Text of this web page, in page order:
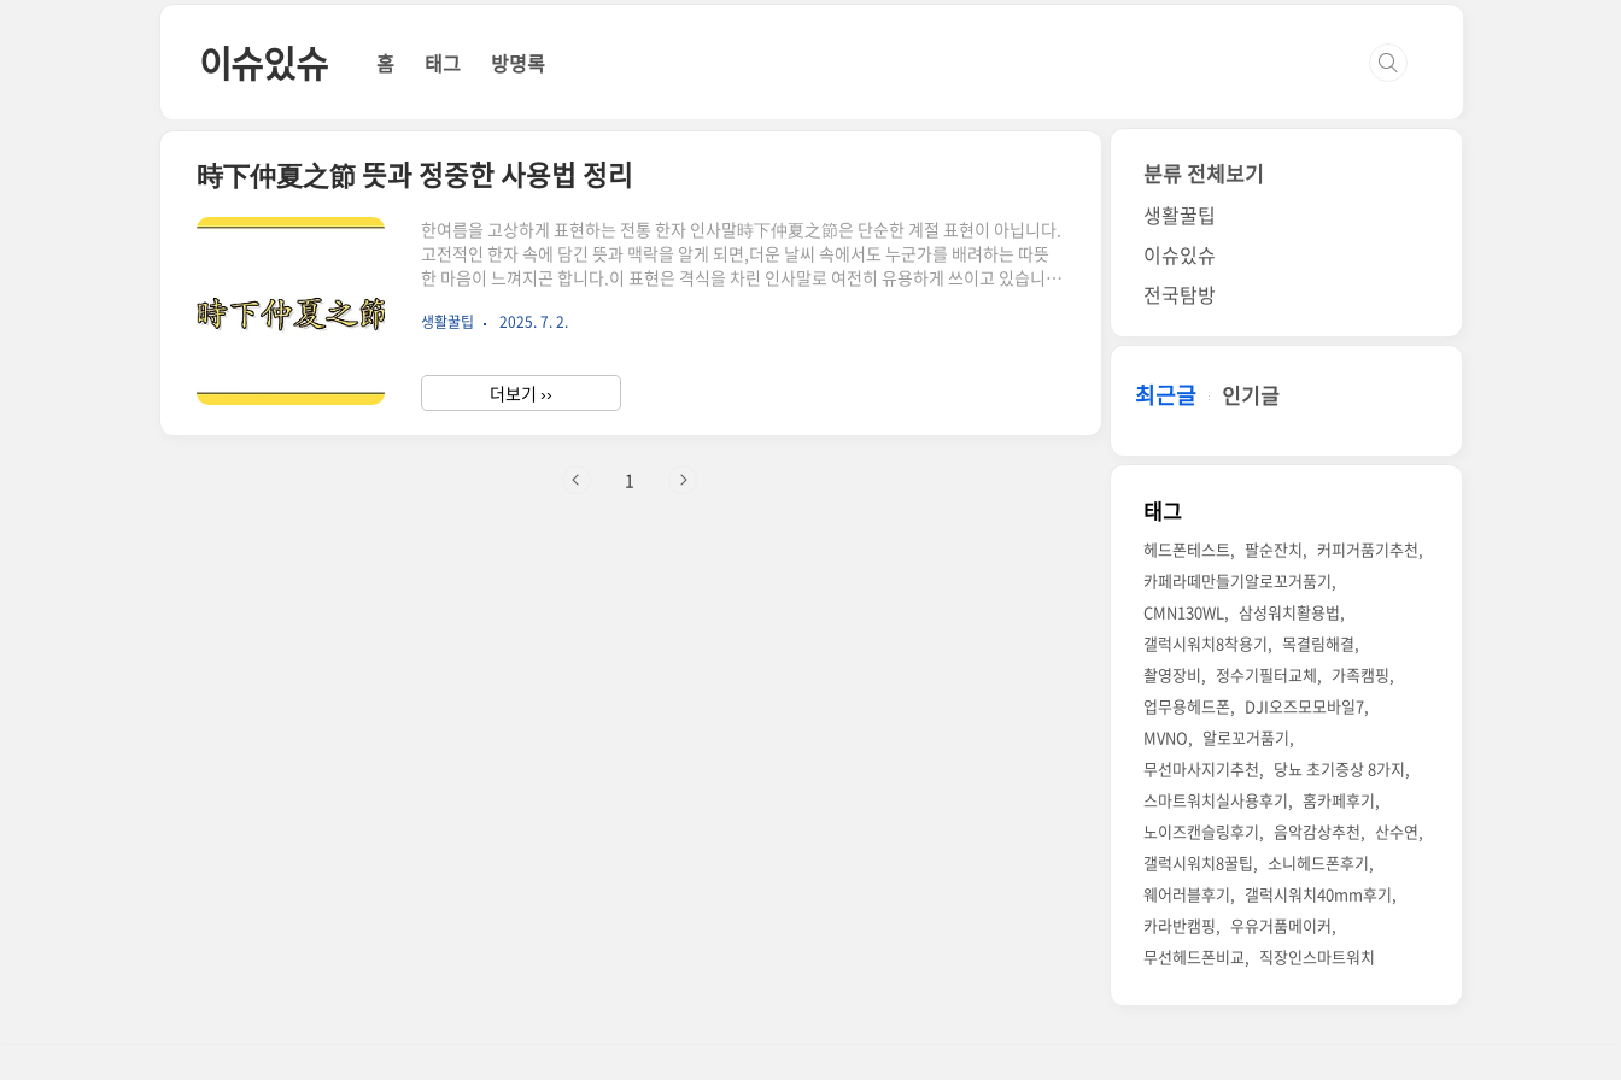
이슈있슈 홈 태그 방명록
時下仲夏之節 뜻과 정중한 사용법 정리
한여름을 고상하게 표현하는 전통 한자 인사말時下仲夏之節은 단순한 계절 표현이 아닙니다.
고전적인 한자 속에 담긴 뜻과 맥락을 알게 되면,더운 날씨 속에서도 누군가를 배려하는 따뜻
한 마음이 느껴지곤 합니다.이 표현은 격식을 차린 인사말로 여전히 유용하게 쓰이고 있습니
간, 즉 한여름이며 음력 5월 무렵을 의미합니다.之節은 ‘~의 절기, 시기’라는 뜻의 격식 있는 표
나 공문에서 인사말 서두로 많이 사용됩니다. 편지에서 자연스럽게 쓰는 방식은 이렇습니다고
전 편지 형식에서는 아래와 같이 표현합니다."謹啓 時下仲夏之節에 一向萬康하옵시며 家內
생활꿀팁 2025. 7. 2.
더보기 ››
1
분류 전체보기
생활꿀팁
이슈있슈
전국탐방
최근글 인기글
태그
헤드폰테스트 팔순잔치
커피거품기추천
카페라떼만들기알로꼬거품기
CMN130WL
삼성워치활용법
갤럭시워치8착용기
목결림해결
촬영장비
정수기필터교체
가족캠핑
업무용헤드폰
DJI오즈모모바일7
MVNO
알로꼬거품기
무선마사지기추천
당뇨 초기증상 8가지
스마트워치실사용후기
홈카페후기
노이즈캔슬링후기
음악감상추천
산수연
갤럭시워치8꿀팁
소니헤드폰후기
웨어러블후기
갤럭시워치40mm후기
카라반캠핑
우유거품메이커
무선헤드폰비교
직장인스마트워치